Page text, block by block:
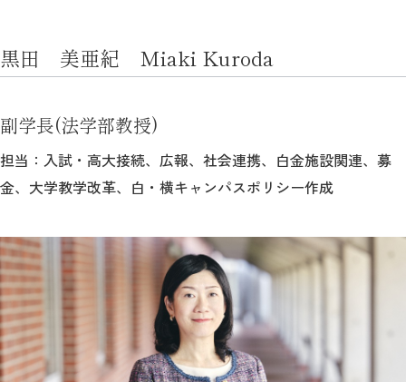
黒田 美亜紀 Miaki Kuroda
副学長(法学部教授)
担当：入試・高大接続、広報、社会連携、白金施設関連、募
金、大学教学改革、白・横キャンパスポリシー作成